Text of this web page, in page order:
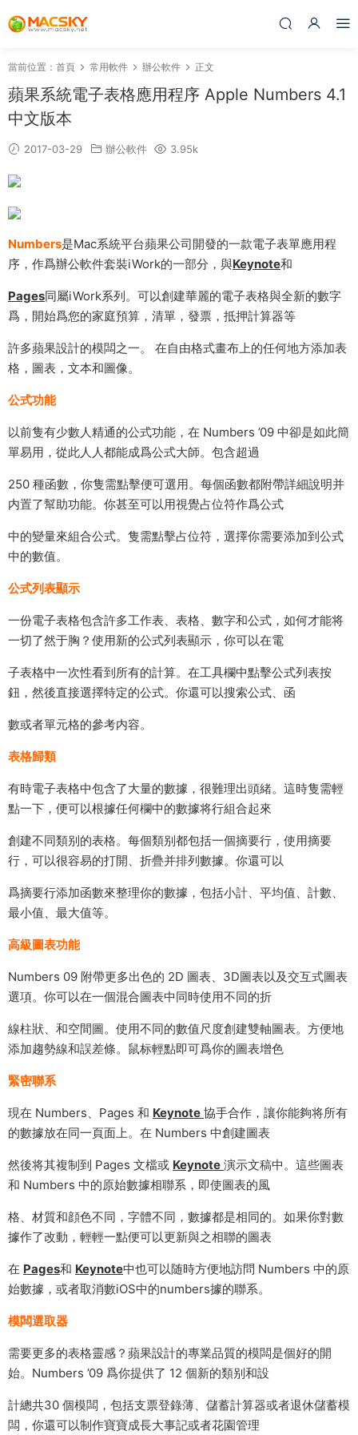
當前位置： 首頁 常用軟件 辦公軟件 正文
蘋果系統電子表格應用程序 Apple Numbers 4.1
中文版本
2017-03-29 辦公軟件 3.95k
Numbers是Mac系統平台蘋果公司開發的一款電子表單應用程
序，作爲辦公軟件套裝iWork的一部分，與Keynote和
Pages同屬iWork系列。可以創建華麗的電子表格與全新的數字
爲，開始爲您的家庭預算，清單，發票，抵押計算器等
許多蘋果設計的模闆之一。 在自由格式畫布上的任何地方添加表
格，圖表，文本和圖像。
公式功能
以前隻有少數人精通的公式功能，在 Numbers ’09 中卻是如此簡
單易用，從此人人都能成爲公式大師。包含超過
250 種函數，你隻需點擊便可選用。每個函數都附帶詳細說明并
内置了幫助功能。你甚至可以用視覺占位符作爲公式
中的變量來組合公式。隻需點擊占位符，選擇你需要添加到公式
中的數值。
公式列表顯示
一份電子表格包含許多工作表、表格、數字和公式，如何才能将
一切了然于胸？使用新的公式列表顯示，你可以在電
子表格中一次性看到所有的計算。在工具欄中點擊公式列表按
鈕，然後直接選擇特定的公式。你還可以搜索公式、函
數或者單元格的參考内容。
表格歸類
有時電子表格中包含了大量的數據，很難理出頭緒。這時隻需輕
點一下，便可以根據任何欄中的數據将行組合起來
創建不同類别的表格。每個類别都包括一個摘要行，使用摘要
行，可以很容易的打開、折疊并排列數據。你還可以
爲摘要行添加函數來整理你的數據，包括小計、平均值、計數、
最小值、最大值等。
高級圖表功能
Numbers 09 附帶更多出色的 2D 圖表、3D圖表以及交互式圖表
選項。你可以在一個混合圖表中同時使用不同的折
線柱狀、和空間圖。使用不同的數值尺度創建雙軸圖表。方便地
添加趨勢線和誤差條。鼠标輕點即可爲你的圖表增色
緊密聯系
現在 Numbers、Pages 和 Keynote 協手合作，讓你能夠将所有
的數據放在同一頁面上。在 Numbers 中創建圖表
然後将其複制到 Pages 文檔或 Keynote 演示文稿中。這些圖表
和 Numbers 中的原始數據相聯系，即使圖表的風
格、材質和顔色不同，字體不同，數據都是相同的。如果你對數
據作了改動，輕輕一點便可以更新與之相聯的圖表
在 Pages和 Keynote中也可以随時方便地訪問 Numbers 中的原
始數據，或者取消數iOS中的numbers據的聯系。
模闆選取器
需要更多的表格靈感？蘋果設計的專業品質的模闆是個好的開
始。Numbers ’09 爲你提供了 12 個新的類别和設
計總共30 個模闆，包括支票登錄薄、儲蓄計算器或者退休儲蓄模
闆，你還可以制作寶寶成長大事記或者花園管理